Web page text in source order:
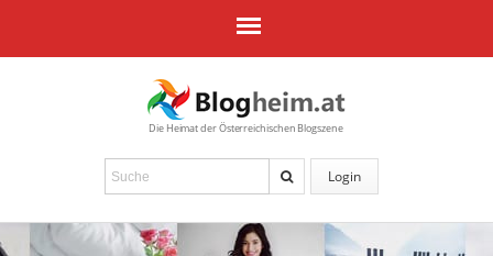
Die Heimat der Österreichischen Blogszene
Login